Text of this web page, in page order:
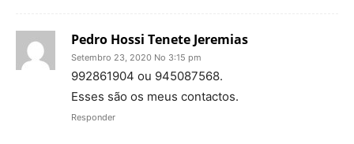
Pedro Hossi Tenete Jeremias
Setembro 23, 2020 No 3:15 pm
992861904 ou 945087568.
Esses são os meus contactos.
Responder